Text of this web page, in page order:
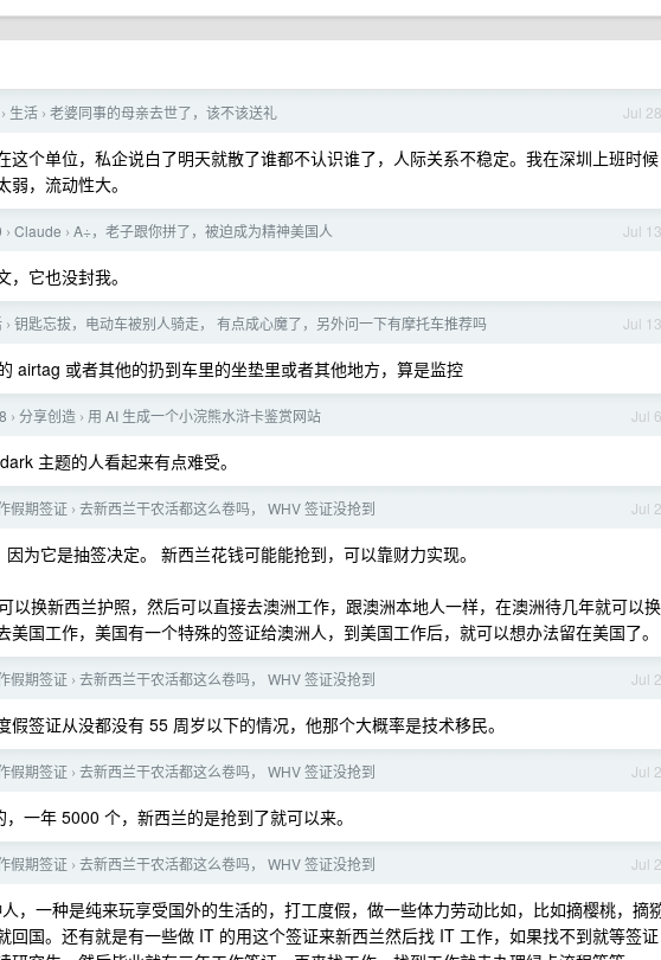
Jul 28
› 生活 › 老婆同事的母亲去世了，该不该送礼
这个单位，私企说白了明天就散了谁都不认识谁了，人际关系不稳定。我在深圳上班时候
，流动性大。
Jul 13
› Claude › A÷，老子跟你拼了，被迫成为精神美国人
它也没封我。
Jul 13
› 钥匙忘拔，电动车被别人骑走， 有点成心魔了，另外问一下有摩托车推荐吗
airtag 或者其他的扔到车里的坐垫里或者其他地方，算是监控
Jul 6
› 分享创造 › 用 AI 生成一个小浣熊水浒卡鉴赏网站
主题的人看起来有点难受。
Jul 2
假期签证 › 去新西兰干农活都这么卷吗， WHV 签证没抢到
为它是抽签决定。 新西兰花钱可能能抢到，可以靠财力实现。
以换新西兰护照，然后可以直接去澳洲工作，跟澳洲本地人一样，在澳洲待几年就可以换
国工作，美国有一个特殊的签证给澳洲人，到美国工作后，就可以想办法留在美国了。
Jul 2
假期签证 › 去新西兰干农活都这么卷吗， WHV 签证没抢到
假签证从没都没有 55 周岁以下的情况，他那个大概率是技术移民。
Jul 2
假期签证 › 去新西兰干农活都这么卷吗， WHV 签证没抢到
一年 5000 个，新西兰的是抢到了就可以来。
Jul 2
假期签证 › 去新西兰干农活都这么卷吗， WHV 签证没抢到
，一种是纯来玩享受国外的生活的，打工度假，做一些体力劳动比如，比如摘樱桃，摘
回国。还有就是有一些做 IT 的用这个签证来新西兰然后找 IT 工作，如果找不到就等签证